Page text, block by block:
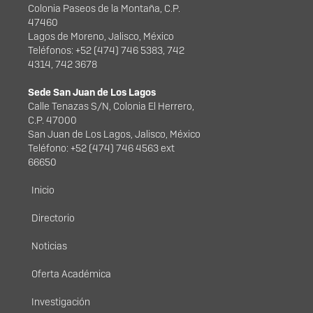
Colonia Paseos de la Montaña, C.P.
47460
Lagos de Moreno, Jalisco, México
Teléfonos: +52 (474) 746 5383, 742
4314, 742 3678
Sede San Juan de Los Lagos
Calle Tenazas S/N, Colonia El Herrero,
C.P. 47000
San Juan de Los Lagos, Jalisco, México
Teléfono: +52 (474) 746 4563 ext
66650
Menú principal
Inicio
Directorio
Noticias
Oferta Académica
Investigación